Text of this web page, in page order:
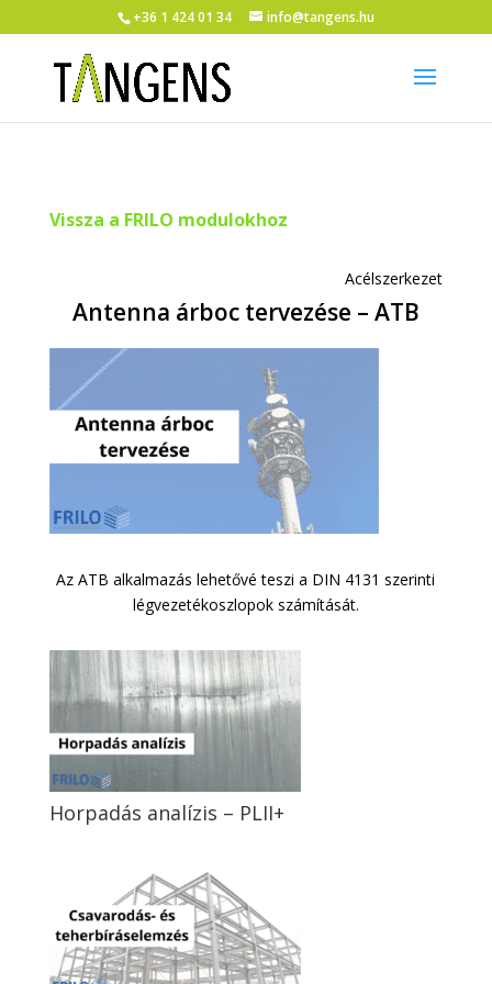
+36 1 424 01 34 info@tangens.hu
Vissza a FRILO modulokhoz
Acélszerkezet
Antenna árboc tervezése – ATB
Az ATB alkalmazás lehetővé teszi a DIN 4131 szerinti
légvezetékoszlopok számítását.
Horpadás analízis – PLII+